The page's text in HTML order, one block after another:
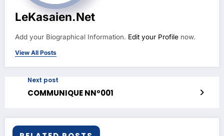
LeKasaien.net
Add your Biographical Information. Edit your Profile now.
View All Posts
Next post
COMMUNIQUE NNº001